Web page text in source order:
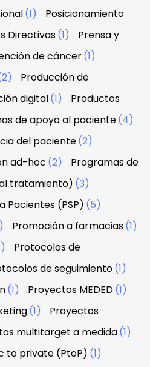
(1)
Posicionamiento
Directivas(1)
Prensa y
de cáncer(1)
Producción de
digital(1)
Productos
de apoyo al paciente(4)
del paciente(2)
ad-hoc (2)
Programas de
tratamiento) (3)
Pacientes (PSP) (5)
Promoción a farmacias(1)
Protocolos de
de seguimiento(1)
(1) Proyectos MEDED(1)
(1)
Proyectos
multitarget a medida(1)
to private (PtoP) (1)